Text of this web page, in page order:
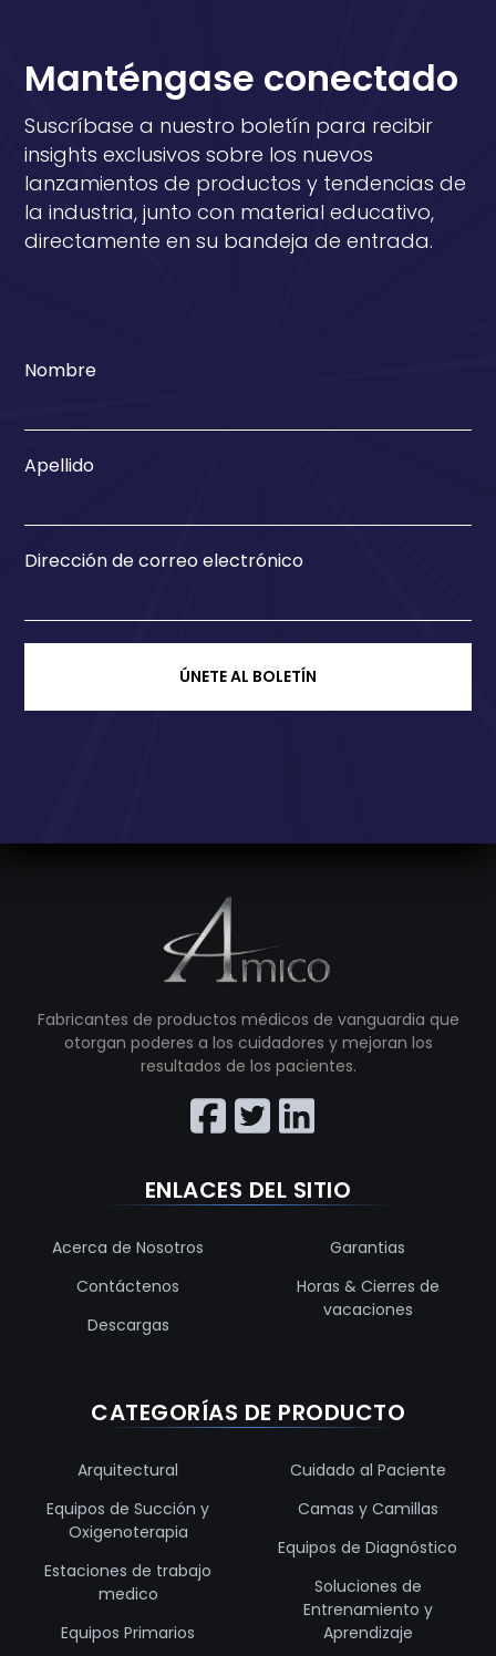
Manténgase conectado
Suscríbase a nuestro boletín para recibir
insights exclusivos sobre los nuevos
lanzamientos de productos y tendencias de
la industria, junto con material educativo,
directamente en su bandeja de entrada.
Nombre
Apellido
Dirección de correo electrónico
ÚNETE AL BOLETÍN
Fabricantes de productos médicos de vanguardia que
otorgan poderes a los cuidadores y mejoran los
resultados de los pacientes.
ENLACES DEL SITIO
Acerca de Nosotros
Contáctenos
Descargas
Garantias
Horas & Cierres de
vacaciones
CATEGORÍAS DE PRODUCTO
Arquitectural
Equipos de Succión y
Oxigenoterapia
Estaciones de trabajo
medico
Equipos Primarios
Cuidado al Paciente
Camas y Camillas
Equipos de Diagnóstico
Soluciones de
Entrenamiento y
Aprendizaje